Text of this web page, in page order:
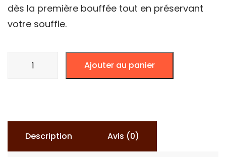
dès la première bouffée tout en préservant
votre souffle.
Pompe
Ajouter au panier
Description Avis (0)